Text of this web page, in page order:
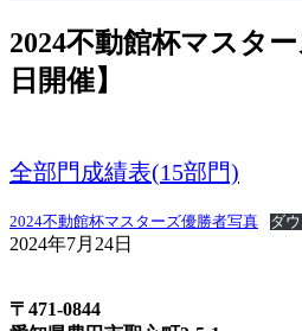
2024不動館杯マスタ
日開催】
全部門成績表(15部門)
2024不動館杯マスターズ優勝者写真 ダ
2024年7月24日
〒471-0844